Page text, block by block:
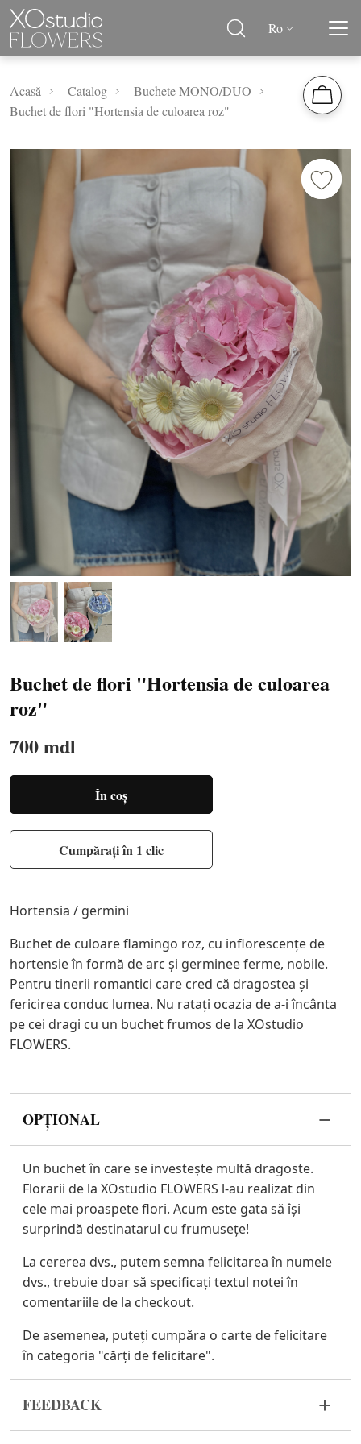
Ro
Acasă Catalog
Buchete MONO/DUO
Buchet de flori "Hortensia de culoarea roz"
Buchet de flori "Hortensia de culoarea
roz"
700 mdl
În coș
Cumpărați în 1 clic
Hortensia / germini
Buchet de culoare flamingo roz, cu inflorescențe de
hortensie în formă de arc și germinee ferme, nobile.
Pentru tinerii romantici care cred că dragostea și
fericirea conduc lumea. Nu ratați ocazia de a-i încânta
pe cei dragi cu un buchet frumos de la XOstudio
FLOWERS.
OPȚIONAL
Un buchet în care se investește multă dragoste.
Florarii de la XOstudio FLOWERS l-au realizat din
cele mai proaspete flori. Acum este gata să își
surprindă destinatarul cu frumusețe!
La cererea dvs., putem semna felicitarea în numele
dvs., trebuie doar să specificați textul notei în
comentariile de la checkout.
De asemenea, puteți cumpăra o carte de felicitare
în categoria "cărți de felicitare".
FEEDBACK